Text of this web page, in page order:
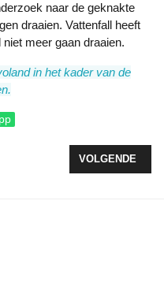
naar de geknakte
draaien. Vattenfall heeft
meer gaan draaien.
MIJN KIND EET NIET!
VOLGENDE
VOLGENDE